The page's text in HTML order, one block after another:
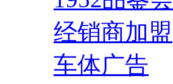
经销商加盟
车体广告